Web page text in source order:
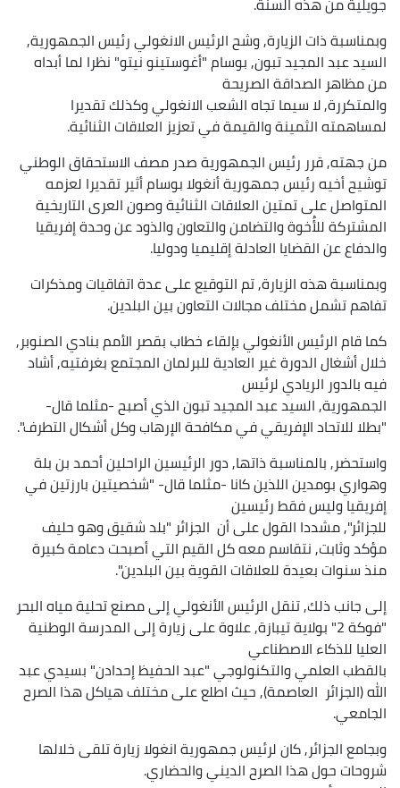
وبمناسبة ذات الزيارة, وشح الرئيس الانغولي رئيس الجمهورية,
السيد عبد المجيد تبون, بوسام "أغوستينو نيتو" نظرا لما أبداه
من مظاهر الصداقة الصريحة
والمتكررة, لا سيما تجاه الشعب الانغولي وكذلك تقديرا
لمساهمته الثمينة والقيمة في تعزيز العلاقات الثنائية.
من جهته, قرر رئيس الجمهورية صدر مصف الاستحقاق الوطني
توشيح أخيه رئيس جمهورية أنغولا بوسام أثير تقديرا لعزمه
المتواصل على تمتين العلاقات الثنائية وصون العرى التاريخية
المشتركة للأُخوة والتضامن والتعاون والذود عن وحدة إفريقيا
والدفاع عن القضايا العادلة إقليميا ودوليا.
وبمناسبة هذه الزيارة, تم التوقيع على عدة اتفاقيات ومذكرات
تفاهم تشمل مختلف مجالات التعاون بين البلدين.
كما قام الرئيس الأنغولي بإلقاء خطاب بقصر الأمم بنادي الصنوبر,
خلال أشغال الدورة غير العادية للبرلمان المجتمع بغرفتيه, أشاد
فيه بالدور الريادي لرئيس
الجمهورية, السيد عبد المجيد تبون الذي أصبح -مثلما قال-
"بطلا للاتحاد الإفريقي في مكافحة الإرهاب وكل أشكال التطرف".
واستحضر, بالمناسبة ذاتها, دور الرئيسين الراحلين أحمد بن بلة
وهواري بومدين اللذين كانا -مثلما قال- "شخصيتين بارزتين في
إفريقيا وليس فقط رئيسين
للجزائر", مشددا القول على أن الجزائر "بلد شقيق وهو حليف
مؤكد وثابت, نتقاسم معه كل القيم التي أصبحت دعامة كبيرة
منذ سنوات بعيدة للعلاقات القوية بين البلدين".
إلى جانب ذلك, تنقل الرئيس الأنغولي إلى مصنع تحلية مياه البحر
"فوكة 2" بولاية تيبازة, علاوة على زيارة إلى المدرسة الوطنية
العليا للذكاء الاصطناعي
بالقطب العلمي والتكنولوجي "عبد الحفيظ إحدادن" بسيدي عبد
الله (الجزائر العاصمة), حيث اطلع على مختلف هياكل هذا الصرح
الجامعي.
وبجامع الجزائر, كان لرئيس جمهورية انغولا زيارة تلقى خلالها
شروحات حول هذا الصرح الديني والحضاري.